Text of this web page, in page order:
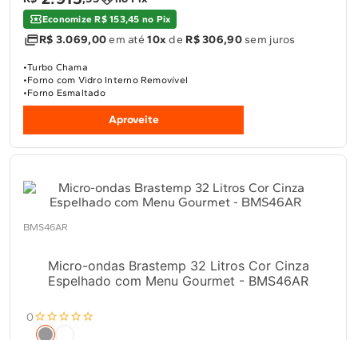
Economize R$ 153,45 no Pix
R$ 3.069,00em até10x de R$ 306,90sem juros
Turbo Chama
Forno com Vidro Interno Removível
Forno Esmaltado
Aproveite
BMS46AR
Micro-ondas Brastemp 32 Litros Cor Cinza
Espelhado com Menu Gourmet - BMS46AR
0